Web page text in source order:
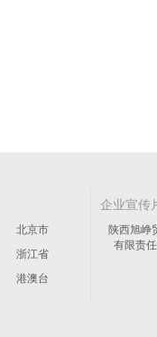
北京市
浙江省
港澳台
企业宣传
陕西旭峥
有限责